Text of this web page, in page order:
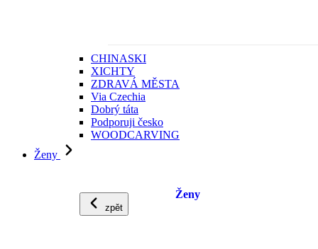
CHINASKI
XICHTY
ZDRAVÁ MĚSTA
Via Czechia
Dobrý táta
Podporuji česko
WOODCARVING
Ženy
zpět
Ženy